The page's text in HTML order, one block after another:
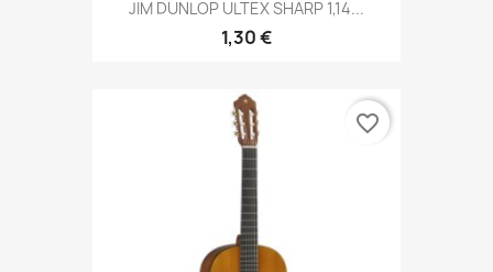
JIM DUNLOP ULTEX SHARP 1,14...
1,30 €
favorite_border